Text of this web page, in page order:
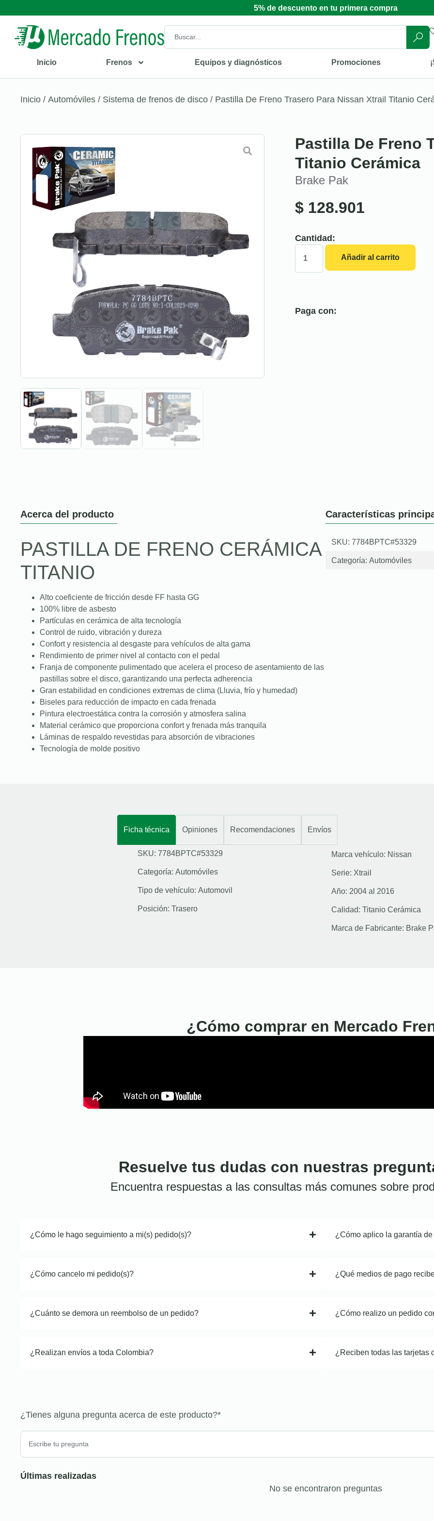
5% de descuento en tu primera compra
Inicio Frenos Equipos y diagnósticos Promociones
Inicio / Automóviles / Sistema de frenos de disco / Pastilla De Freno Trasero Para Nissan Xtrail Titanio
Pastilla De Freno
Titanio Cerámica
Brake Pak
$ 128.901
Cantidad:
Añadir al carrito
Paga con:
Acerca del producto
PASTILLA DE FRENO CERÁMICA
TITANIO
Alto coeficiente de fricción desde FF hasta GG
100% libre de asbesto
Partículas en cerámica de alta tecnología
Control de ruido, vibración y dureza
Confort y resistencia al desgaste para vehículos de alta gama
Rendimiento de primer nivel al contacto con el pedal
Franja de componente pulimentado que acelera el proceso de asentamiento de las
pastillas sobre el disco, garantizando una perfecta adherencia
Gran estabilidad en condiciones extremas de clima (Lluvia, frío y humedad)
Biseles para reducción de impacto en cada frenada
Pintura electroestática contra la corrosión y atmosfera salina
Material cerámico que proporciona confort y frenada más tranquila
Láminas de respaldo revestidas para absorción de vibraciones
Tecnología de molde positivo
Características
SKU: 7784BPTC#53329
Categoría: Automóviles
Ficha técnica Opiniones Recomendaciones Envíos
SKU: 7784BPTC#53329
Categoría: Automóviles
Tipo de vehículo: Automovil
Posición: Trasero
Marca vehículo: Nissan
Serie: Xtrail
Año: 2004 al 2016
Calidad: Titanio Cerámica
Marca de Fabricante: Brake
¿Cómo comprar en Mercado
Resuelve tus dudas con nuestras
Encuentra respuestas a las consultas más comunes sobre
¿Cómo le hago seguimiento a mi(s) pedido(s)?
¿Cómo cancelo mi pedido(s)?
¿Cuánto se demora un reembolso de un pedido?
¿Realizan envíos a toda Colombia?
¿Cómo aplico la garantía
¿Qué medios de pago
¿Cómo realizo un pedido
¿Reciben todas las tarjetas
¿Tienes alguna pregunta acerca de este producto?*
Últimas realizadas
No se encontraron preguntas